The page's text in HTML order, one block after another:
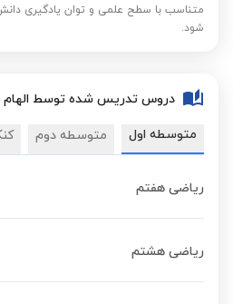
متناسب با سطح علمی و توان یادگیری
شود.
دروس تدریس شده توسط الهام
متوسطه اول متوسطه دوم
ریاضی هفتم
ریاضی هشتم